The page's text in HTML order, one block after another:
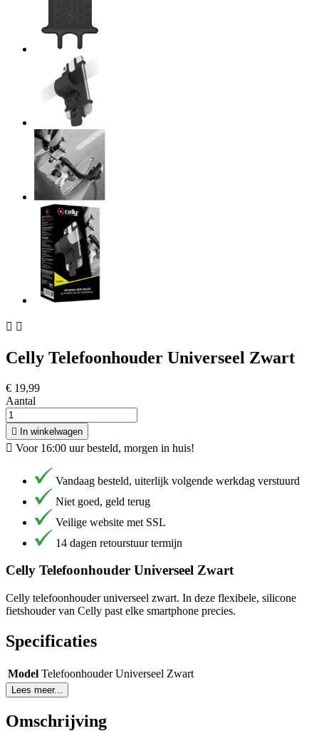
 
Celly Telefoonhouder Universeel Zwart
€ 19,99
Aantal
 In winkelwagen
 Voor 16:00 uur besteld, morgen in huis!
Vandaag besteld, uiterlijk volgende werkdag verstuurd
Niet goed, geld terug
Veilige website met SSL
14 dagen retourstuur termijn
Celly Telefoonhouder Universeel Zwart
Celly telefoonhouder universeel zwart. In deze flexibele, silicone
fietshouder van Celly past elke smartphone precies.
Specificaties
Model Telefoonhouder Universeel Zwart
Lees meer...
Omschrijving